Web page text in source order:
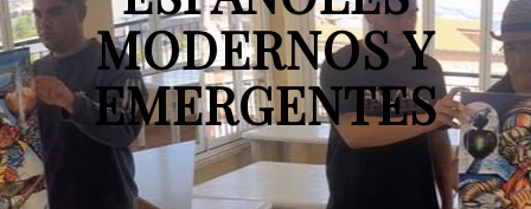
MODERNOS Y
EMERGENTES